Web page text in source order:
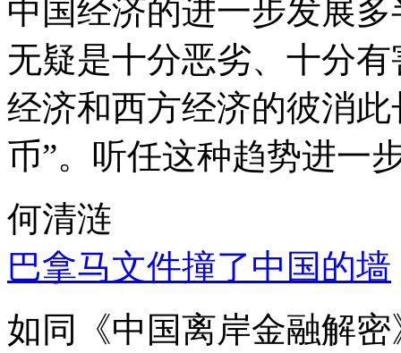
中国经济的进一步发展
无疑是十分恶劣、十分
经济和西方经济的彼消
币”。听任这种趋势进一
何清涟
巴拿马文件撞了中国的墙
如同《中国离岸金融解